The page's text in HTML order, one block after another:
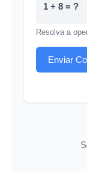
1 + 8 = ?
Resolva a
Enviar